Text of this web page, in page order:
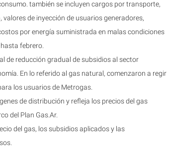
también se incluyen cargos por transporte,
de inyección de usuarios generadores,
por energía suministrada en malas condiciones
febrero.
de reducción gradual de subsidios al sector
En lo referido al gas natural, comenzaron a regir
los usuarios de Metrogas.
de distribución y refleja los precios del gas
del Plan Gas.Ar.
del gas, los subsidios aplicados y las